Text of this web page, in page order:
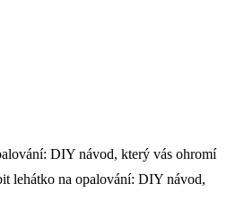
lehátko na opalování: DIY návod,